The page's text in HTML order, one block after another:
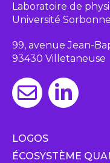
Laboratoire de
Université
99, avenue Jean-
93430 Villetaneuse
LOGOS
ÉCOSYSTÈME